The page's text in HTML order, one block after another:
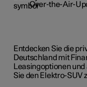
Over-the-Air-
Entdecken Sie die
Deutschland mit
Leasingoptionen
Sie den Elektro-SUV